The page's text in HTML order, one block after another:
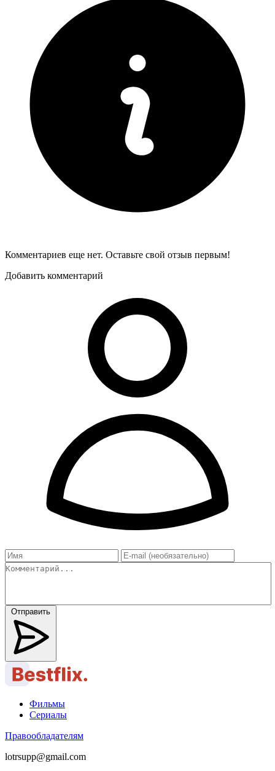
Комментариев еще нет. Оставьте свой отзыв первым!
Добавить комментарий
Отправить
Фильмы
Сериалы
Правообладателям
lotrsupp@gmail.com